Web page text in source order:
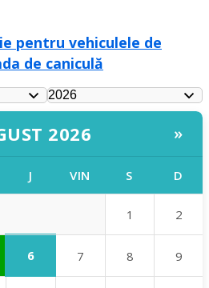
pentru vehiculele de
de caniculă
2026 »
J VIN S D
1 2
6 7 8 9